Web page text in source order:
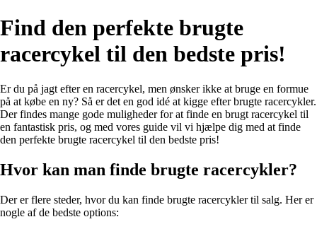
Find den perfekte brugte
racercykel til den bedste pris!
Er du på jagt efter en racercykel, men ønsker ikke at bruge en formue
på at købe en ny? Så er det en god idé at kigge efter brugte racercykler.
Der findes mange gode muligheder for at finde en brugt racercykel til
en fantastisk pris, og med vores guide vil vi hjælpe dig med at finde
den perfekte brugte racercykel til den bedste pris!
Hvor kan man finde brugte racercykler?
Der er flere steder, hvor du kan finde brugte racercykler til salg. Her er
nogle af de bedste options: